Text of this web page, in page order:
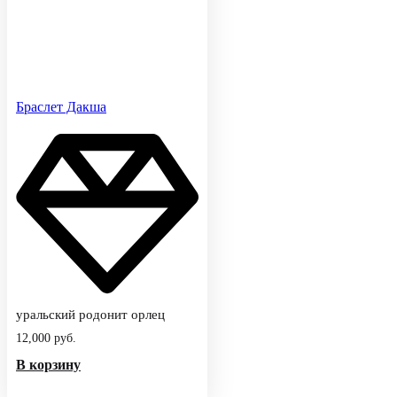
Браслет Дакша
уральский родонит орлец
12,000 руб.
В корзину